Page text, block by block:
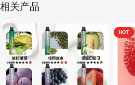
相关产品
HOT